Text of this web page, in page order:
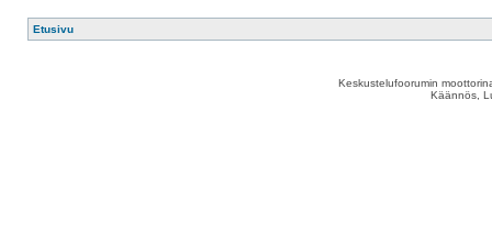
Etusivu
Keskustelufoorumin
Käännös,